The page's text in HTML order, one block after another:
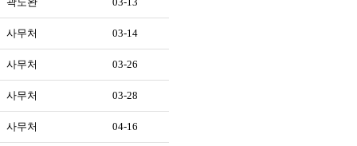
사무처 03-14
사무처 03-26
사무처 03-28
사무처 04-16